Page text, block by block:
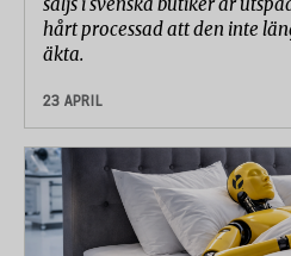
för de andra produkterna i
Totalbetyget är ett viktat
för de olika delparametrarna:
B. Rengöringseffekt i varmt
C. Fettlösande förmåga 10 %
hårt processad att den inte
äkta.
23 APRIL